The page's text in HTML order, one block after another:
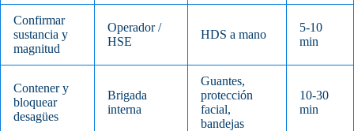
Confirmar
sustancia y
magnitud
Operador /
HSE
HDS a mano
5-10
min
Contener y
bloquear
desagües
Brigada
interna
Guantes,
protección
facial,
bandejas
10-30
min